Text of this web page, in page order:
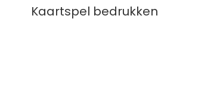
Kaartspel bedrukken